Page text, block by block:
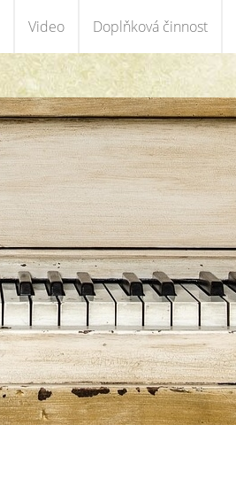
Video Doplňková činnost